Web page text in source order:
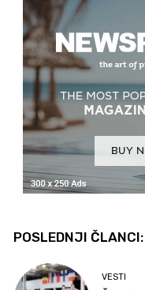
POSLEDNJI ČLANCI:
VESTI